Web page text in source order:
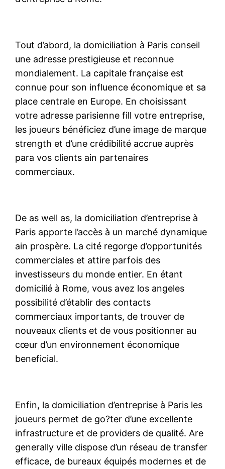
Tout d’abord, la domiciliation à Paris conseil
une adresse prestigieuse et reconnue
mondialement. La capitale française est
connue pour son influence économique et sa
place centrale en Europe. En choisissant
votre adresse parisienne fill votre entreprise,
les joueurs bénéficiez d’une image de marque
strength et d’une crédibilité accrue auprès
para vos clients ain partenaires
commerciaux.
De as well as, la domiciliation d’entreprise à
Paris apporte l’accès à un marché dynamique
ain prospère. La cité regorge d’opportunités
commerciales et attire parfois des
investisseurs du monde entier. En étant
domicilié à Rome, vous avez los angeles
possibilité d’établir des contacts
commerciaux importants, de trouver de
nouveaux clients et de vous positionner au
cœur d’un environnement économique
beneficial.
Enfin, la domiciliation d’entreprise à Paris les
joueurs permet de go?ter d’une excellente
infrastructure et de providers de qualité. Are
generally ville dispose d’un réseau de transfer
efficace, de bureaux équipés modernes et de